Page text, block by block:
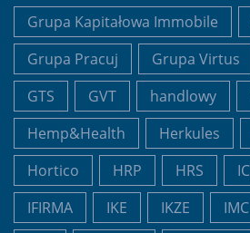
Grupa Kapitałowa Immobile
Grupa Pracuj
Grupa Virtus
GTS
GVT handlowy
Hemp&Health
Herkules
Hortico
HRP HRS
IFIRMA
IKE IKZE